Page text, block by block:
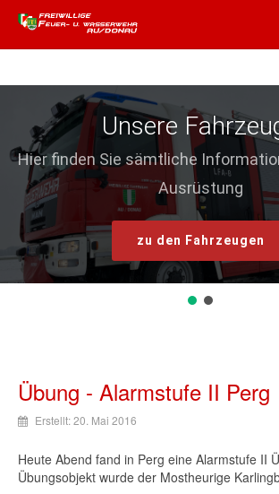
Unsere
Hier finden Sie sämtliche
Ausrüstung
zu den Fahrzeugen
Übung - Alarmstufe II Perg
Erstellt: 20. Mai 2016
Heute Abend fand in Perg eine Alarmstufe II
Übungsobjekt wurde der Mostheurige